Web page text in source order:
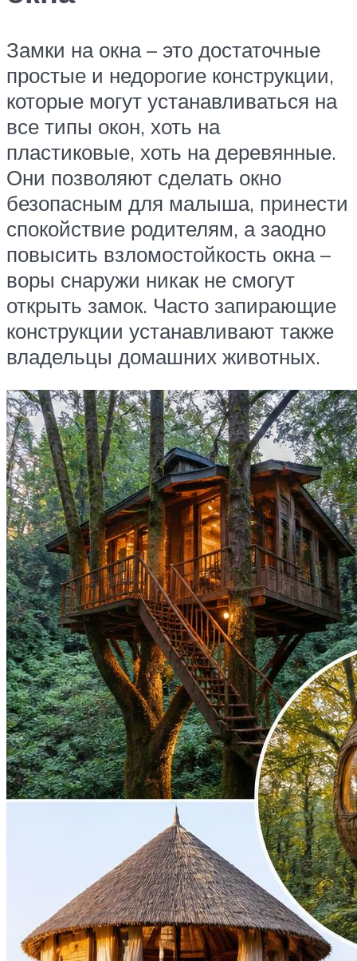
Замки на окна – это достаточные
простые и недорогие конструкции,
которые могут устанавливаться на
все типы окон, хоть на
пластиковые, хоть на деревянные.
Они позволяют сделать окно
безопасным для малыша, принести
спокойствие родителям, а заодно
повысить взломостойкость окна –
воры снаружи никак не смогут
открыть замок. Часто запирающие
конструкции устанавливают также
владельцы домашних животных.